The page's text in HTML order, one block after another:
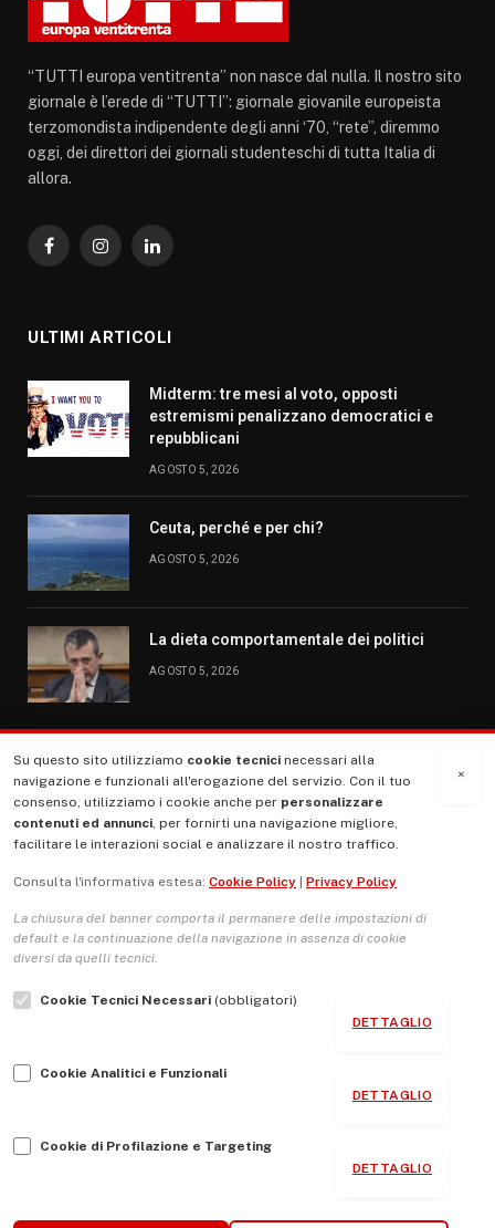
“TUTTI europa ventitrenta” non nasce dal nulla. Il nostro sito
giornale è l’erede di “TUTTI”: giornale giovanile europeista
terzomondista indipendente degli anni ‘70, “rete”, diremmo
oggi, dei direttori dei giornali studenteschi di tutta Italia di
allora.
FacebookInstagramLinkedIn
ULTIMI ARTICOLI
Midterm: tre mesi al voto, opposti
estremismi penalizzano democratici e
repubblicani
AGOSTO 5, 2026
Ceuta, perché e per chi?
AGOSTO 5, 2026
La dieta comportamentale dei politici
AGOSTO 5, 2026
MENU
La Nostra Storia
Le Copertine
L’Associazione
Indirizzo Socio Politico Culturale
Guida per le autrici e gli autori
×
Su questo sito utilizziamo cookie tecnici necessari alla
navigazione e funzionali all'erogazione del servizio. Con il tuo
consenso, utilizziamo i cookie anche per personalizzare
contenuti ed annunci, per fornirti una navigazione migliore,
facilitare le interazioni social e analizzare il nostro traffico.
Consulta l'informativa estesa: Cookie Policy Privacy Policy
La chiusura del banner comporta il permanere delle impostazioni di
default e la continuazione della navigazione in assenza di cookie
diversi da quelli tecnici.
Cookie Tecnici Necessari (obbligatori)
DETTAGLIO
Cookie Analitici e Funzionali
DETTAGLIO
Cookie di Profilazione e Targeting
DETTAGLIO